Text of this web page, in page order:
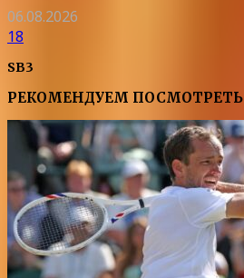
06.08.2026
18
SB3
РЕКОМЕНДУЕМ ПОСМОТРЕТЬ